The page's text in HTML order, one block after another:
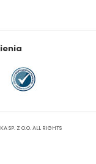
SP. Z O.O. ALL RIGHTS